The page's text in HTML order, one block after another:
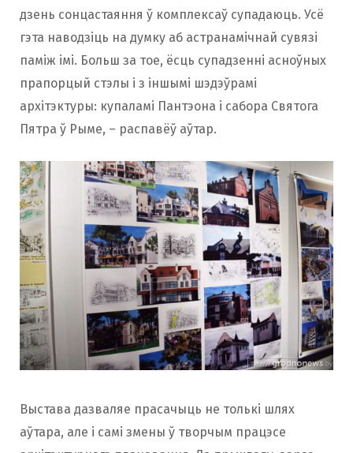
дзень сонцастаяння ў комплексаў супадаюць. Усё
гэта наводзіць на думку аб астранамічнай сувязі
паміж імі. Больш за тое, ёсць супадзенні асноўных
прапорцый стэлы і з іншымі шэдэўрамі
архітэктуры: купаламі Пантэона і сабора Святога
Пятра ў Рыме, – распавёў аўтар.
Выстава дазваляе прасачыць не толькі шлях
аўтара, але і самі змены ў творчым працэсе